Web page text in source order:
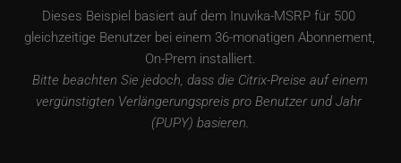
Dieses Beispiel basiert auf dem Inuvika-MSRP für 500
gleichzeitige Benutzer bei einem 36-monatigen Abonnement,
On-Prem installiert.
Bitte beachten Sie jedoch, dass die Citrix-Preise auf einem
vergünstigten Verlängerungspreis pro Benutzer und Jahr
(PUPY) basieren.